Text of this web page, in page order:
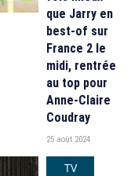
que Jarry en
best-of sur
France 2 le
midi, rentrée
au top pour
Anne-Claire
Coudray
25 août 2024
TV